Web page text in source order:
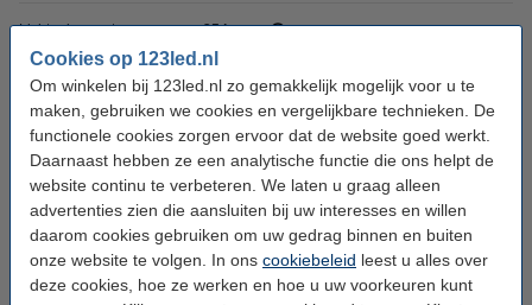
Cookies op 123led.nl
Om winkelen bij 123led.nl zo gemakkelijk mogelijk voor u te
maken, gebruiken we cookies en vergelijkbare technieken. De
functionele cookies zorgen ervoor dat de website goed werkt.
Daarnaast hebben ze een analytische functie die ons helpt de
website continu te verbeteren. We laten u graag alleen
advertenties zien die aansluiten bij uw interesses en willen
daarom cookies gebruiken om uw gedrag binnen en buiten
onze website te volgen. In ons cookiebeleid leest u alles over
deze cookies, hoe ze werken en hoe u uw voorkeuren kunt
Lichtopbrengst: 25 lumen
Type: Nachtlamp
Kleur: Wit
2 W
Materiaal: ABS, PC
Voeding: Batterij
Batterijtype: 3x AAA